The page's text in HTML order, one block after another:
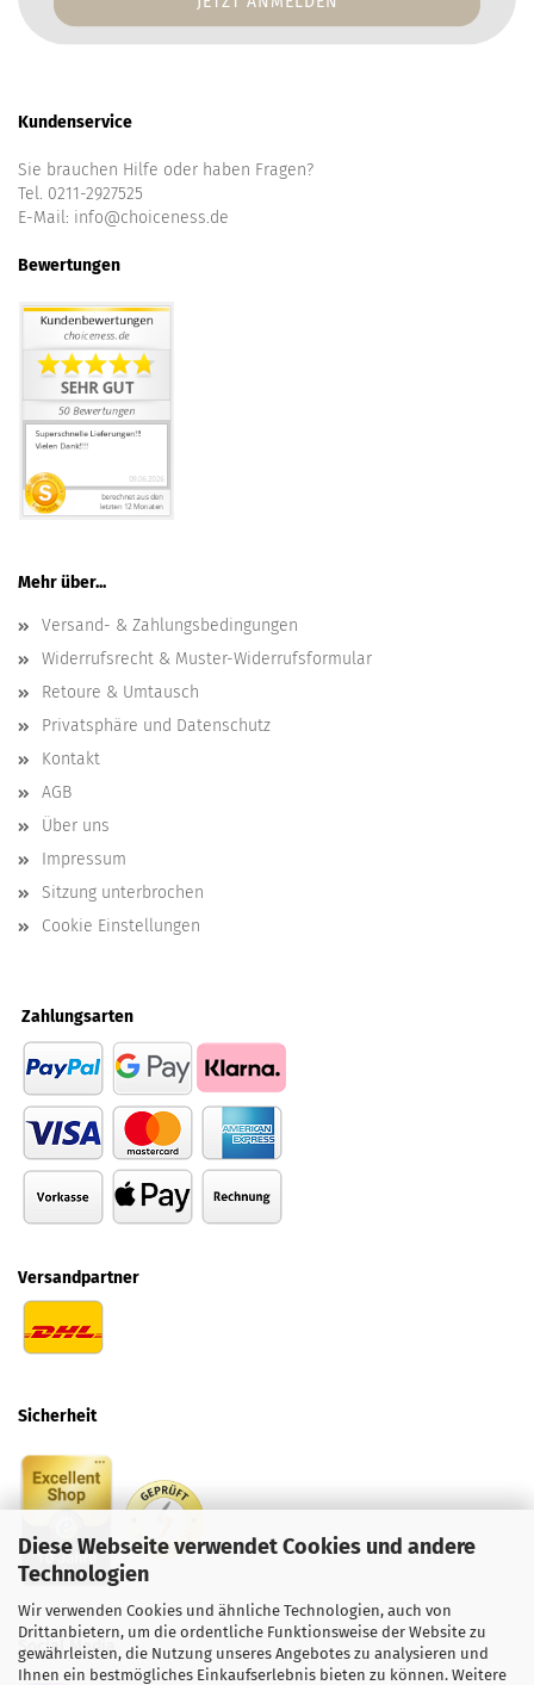
Diese Webseite verwendet Cookies und andere
Technologien
Wir verwenden Cookies und ähnliche Technologien, auch von
Drittanbietern, um die ordentliche Funktionsweise der Website zu
gewährleisten, die Nutzung unseres Angebotes zu analysieren und
Ihnen ein bestmögliches Einkaufserlebnis bieten zu können. Weitere
Kundenservice
Sie brauchen Hilfe oder haben Fragen?
Tel. 0211-2927525
E-Mail: info@choiceness.de
Bewertungen
Mehr über...
Versand- & Zahlungsbedingungen
Widerrufsrecht & Muster-Widerrufsformular
Retoure & Umtausch
Privatsphäre und Datenschutz
Kontakt
AGB
Über uns
Impressum
Sitzung unterbrochen
Cookie Einstellungen
Zahlungsarten
Versandpartner
Sicherheit
Social Media